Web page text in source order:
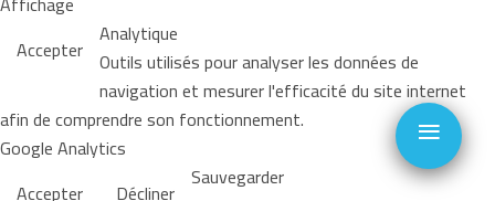
Accepter Analytique
Outils utilisés pour analyser les données de
navigation et mesurer l'efficacité du site internet
afin de comprendre son fonctionnement.
Google Analytics
Accepter
Décliner Sauvegarder
≡